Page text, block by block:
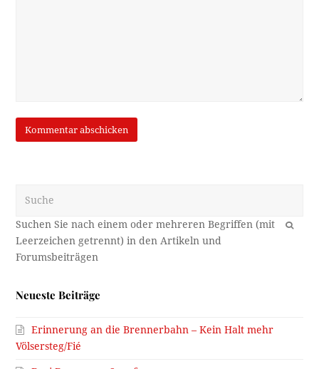
OK
Neueste Beiträge
Erinnerung an die Brennerbahn – Kein Halt mehr
Völsersteg/Fié